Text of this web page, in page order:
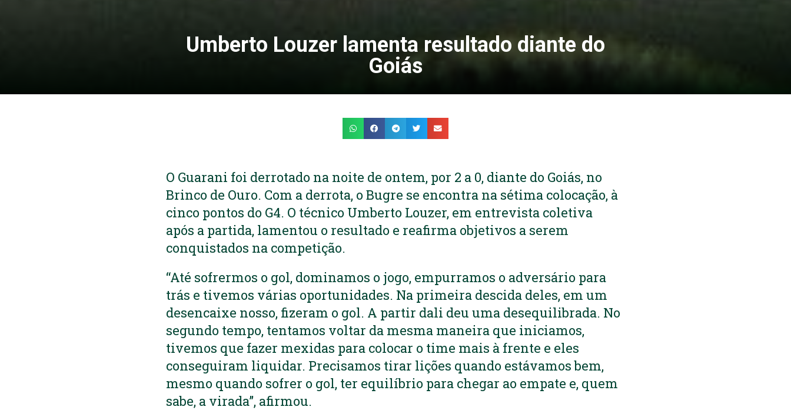
Umberto Louzer lamenta resultado diante do
Goiás
O Guarani foi derrotado na noite de ontem, por 2 a 0, diante do Goiás, no
Brinco de Ouro. Com a derrota, o Bugre se encontra na sétima colocação, à
cinco pontos do G4. O técnico Umberto Louzer, em entrevista coletiva
após a partida, lamentou o resultado e reafirma objetivos a serem
conquistados na competição.
“Até sofrermos o gol, dominamos o jogo, empurramos o adversário para
trás e tivemos várias oportunidades. Na primeira descida deles, em um
desencaixe nosso, fizeram o gol. A partir dali deu uma desequilibrada. No
segundo tempo, tentamos voltar da mesma maneira que iniciamos,
tivemos que fazer mexidas para colocar o time mais à frente e eles
conseguiram liquidar. Precisamos tirar lições quando estávamos bem,
mesmo quando sofrer o gol, ter equilíbrio para chegar ao empate e, quem
sabe, a virada”, afirmou.